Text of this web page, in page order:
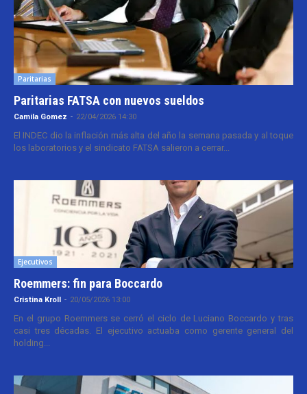
Paritarias
Paritarias FATSA con nuevos sueldos
Camila Gomez - 22/04/2026 14:30
El INDEC dio la inflación más alta del año la semana pasada y al toque
los laboratorios y el sindicato FATSA salieron a cerrar...
Ejecutivos
Roemmers: fin para Boccardo
Cristina Kroll - 20/05/2026 13:00
En el grupo Roemmers se cerró el ciclo de Luciano Boccardo y tras
casi tres décadas. El ejecutivo actuaba como gerente general del
holding...